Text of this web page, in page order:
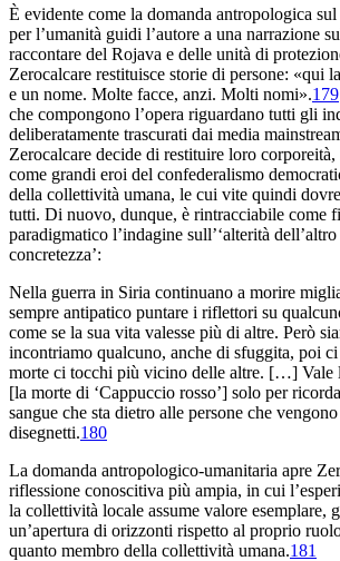
È evidente come la domanda antropologica sul
per l’umanità guidi l’autore a una narrazione
raccontare del Rojava e delle unità di
Zerocalcare restituisce storie di persone: «qui
e un nome. Molte facce, anzi. Molti nomi».179
che compongono l’opera riguardano tutti gli
deliberatamente trascurati dai media
Zerocalcare decide di restituire loro
come grandi eroi del confederalismo
della collettività umana, le cui vite quindi
tutti. Di nuovo, dunque, è rintracciabile come
paradigmatico l’indagine sull’‘alterità
concretezza’:
Nella guerra in Siria continuano a morire
sempre antipatico puntare i riflettori su
come se la sua vita valesse più di altre. Però
incontriamo qualcuno, anche di sfuggita, poi ci
morte ci tocchi più vicino delle altre. […] Vale
[la morte di ‘Cappuccio rosso’] solo per
sangue che sta dietro alle persone che
disegnetti.180
La domanda antropologico-umanitaria apre
riflessione conoscitiva più ampia, in cui
la collettività locale assume valore esemplare,
un’apertura di orizzonti rispetto al proprio
quanto membro della collettività umana.181